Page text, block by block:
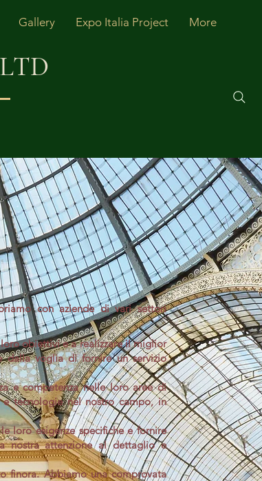
Gallery Expo Italia Project More
LTD
con aziende di vari settori
obiettivi e a realizzare il miglior
dalla voglia di fornire un servizio
e competenza nelle loro aree di
e tecnologie nel nostro campo, in
loro esigenze specifiche e fornire
nostra attenzione al dettaglio e
finora. Abbiamo una comprovata